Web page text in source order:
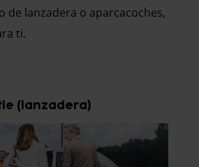
de lanzadera o aparcacoches,
ti.
(lanzadera)